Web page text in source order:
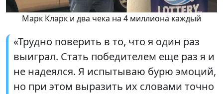
Марк Кларк и два чека на 4 миллиона каждый
«Трудно поверить в то, что я один раз
выиграл. Стать победителем еще раз я и
не надеялся. Я испытываю бурю эмоций,
но при этом выразить их словами точно